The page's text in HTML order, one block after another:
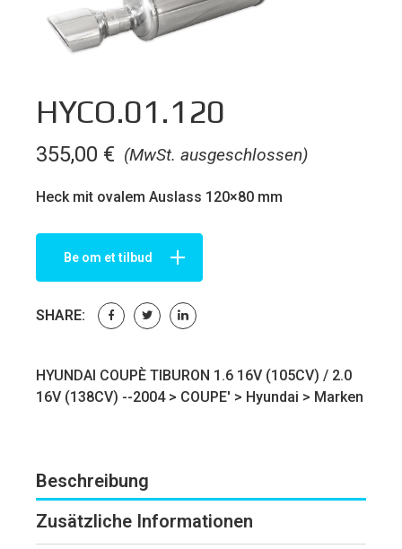
HYCO.01.120
(MwSt. ausgeschlossen)
355,00 €
Heck mit ovalem Auslass 120×80 mm
Be om et tilbud
SHARE:
HYUNDAI COUPÈ TIBURON 1.6 16V (105CV) / 2.0
16V (138CV) --2004 > COUPE' > Hyundai > Marken
Beschreibung
Zusätzliche Informationen